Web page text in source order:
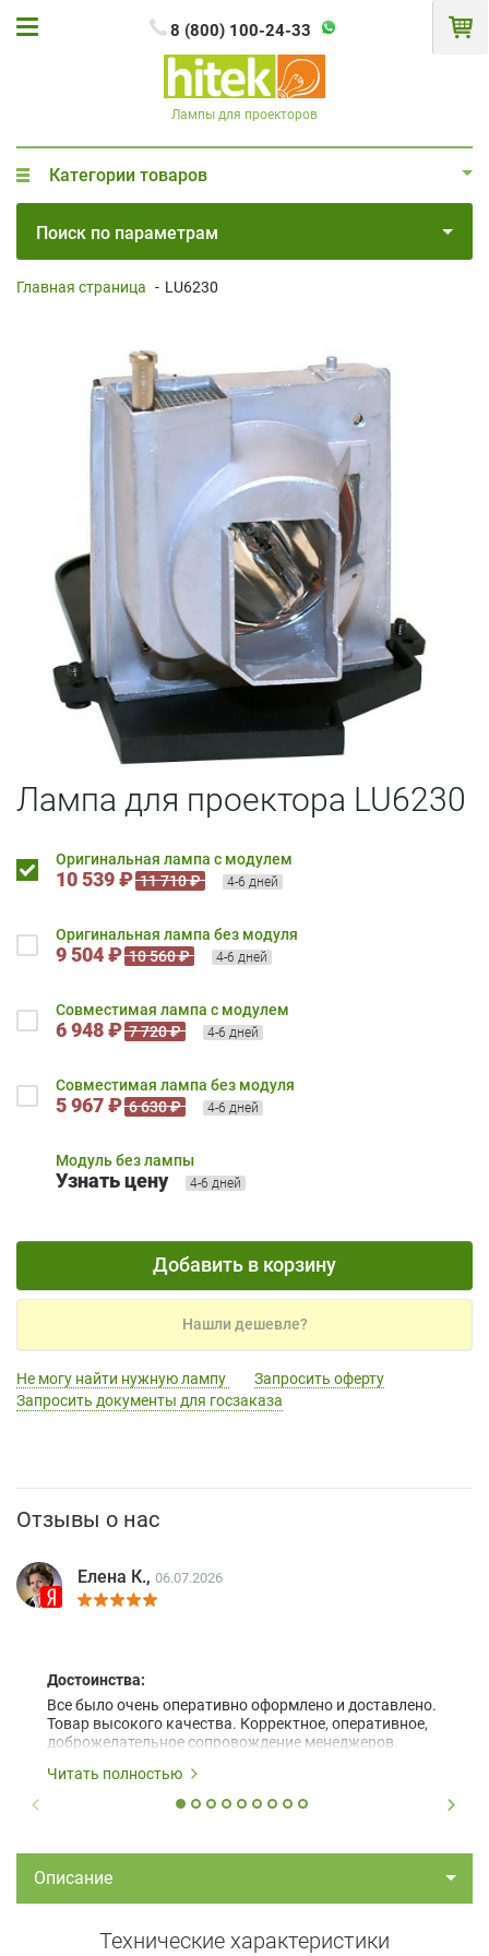
8 (800) 100-24-33
Лампы для проекторов
Категории товаров
Поиск по параметрам
Главная страница - LU6230
Лампа для проектора LU6230
Оригинальная лампа с модулем
10 539 ₽ 11 710 ₽ 4-6 дней
Оригинальная лампа без модуля
9 504 ₽ 10 560 ₽ 4-6 дней
Совместимая лампа с модулем
6 948 ₽ 7 720 ₽ 4-6 дней
Совместимая лампа без модуля
5 967 ₽ 6 630 ₽ 4-6 дней
Модуль без лампы
Узнать цену 4-6 дней
Добавить в корзину
Нашли дешевле?
Не могу найти нужную лампу
Запросить оферту
Запросить документы для госзаказа
Отзывы о нас
Елена К., 06.07.2026
Достоинства:
Все было очень оперативно оформлено и доставлено.
Товар высокого качества. Корректное, оперативное,
доброжелательное сопровождение менеджеров.
Читать полностью
Описание
Технические характеристики